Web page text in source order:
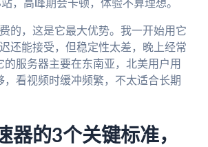
，高峰期会卡顿，体验不算理想。
的，这是它最大优势。我一开始用它
还能接受，但稳定性太差，晚上经常
的服务器主要在东南亚，北美用户用
，看视频时缓冲频繁，不太适合长期
器的3个关键标准，